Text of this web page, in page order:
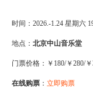
时间：2026.-1.24 星期六
地点： 北京中山音乐堂
门票价格：￥180/￥280/
在线购票 ： 立即购票